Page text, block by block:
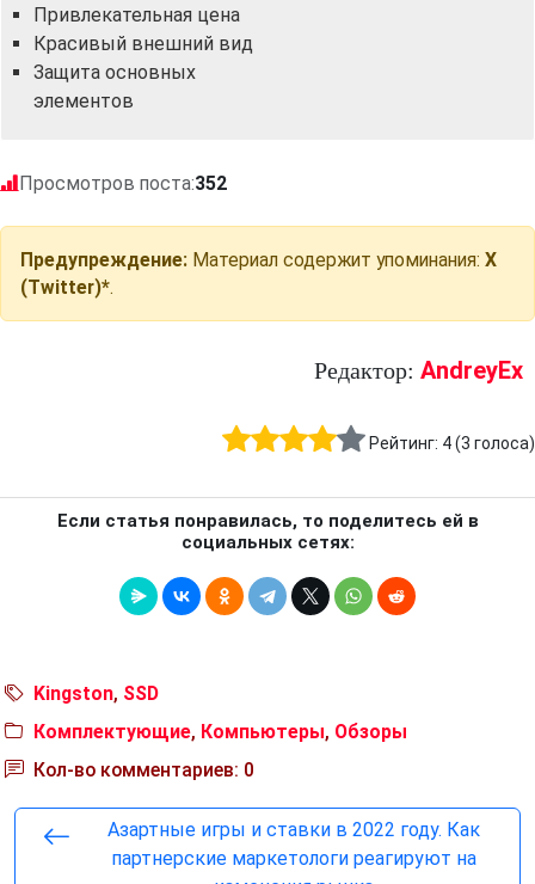
Привлекательная цена
Красивый внешний вид
Защита основных
элементов
Просмотров поста:352
Предупреждение: Материал содержит упоминания: X
(Twitter)*.
Редактор: AndreyEx
Рейтинг: 4(3 голоса)
Если статья понравилась, то поделитесь ей в
социальных сетях:
Kingston, SSD
Комплектующие, Компьютеры, Обзоры
Кол-во комментариев: 0
Азартные игры и ставки в 2022 году. Как
партнерские маркетологи реагируют на